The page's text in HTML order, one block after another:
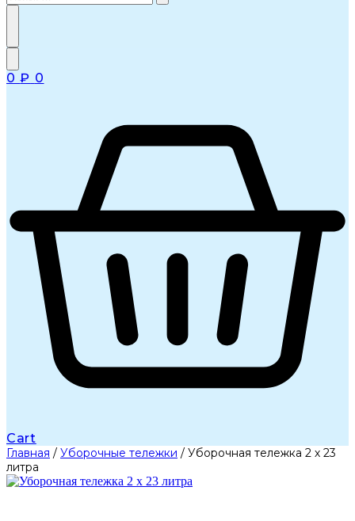
0₽ 0
Cart
Главная / Уборочные тележки / Уборочная тележка 2 х 23
литра